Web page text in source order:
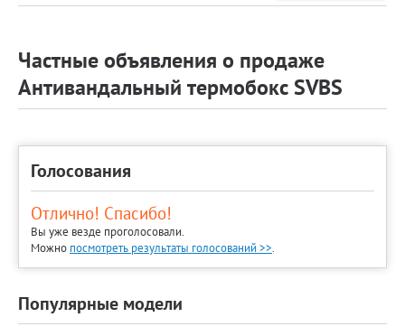
Частные объявления о продаже
Антивандальный термобокс SVBS
Голосования
Отлично! Спасибо!
Вы уже везде проголосовали.
Можно посмотреть результаты голосований >>.
Популярные модели